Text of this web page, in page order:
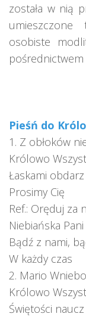
została w nią
osobiste
pośrednictwem
Pieśń do
1. Z obłoków
Królowo
Łaskami
Prosimy Cię
Ref.: Oręduj za
Niebiańska Pani
Bądź z nami,
W każdy czas
2. Mario
Królowo
Świętości